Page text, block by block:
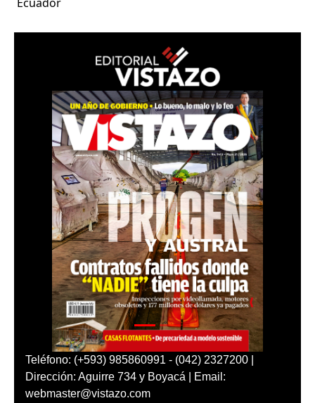
Teléfono: (+593) 985860991 - (042) 2327200 |
Dirección: Aguirre 734 y Boyacá | Email:
webmaster@vistazo.com